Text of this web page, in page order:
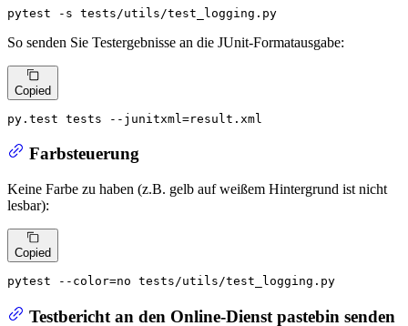
pytest -s tests/utils/test_logging.py
So senden Sie Testergebnisse an die JUnit-Formatausgabe:
Copied
py.test tests --junitxml=result.xml
Farbsteuerung
Keine Farbe zu haben (z.B. gelb auf weißem Hintergrund ist nicht
lesbar):
Copied
pytest --color=no tests/utils/test_logging.py
Testbericht an den Online-Dienst pastebin senden